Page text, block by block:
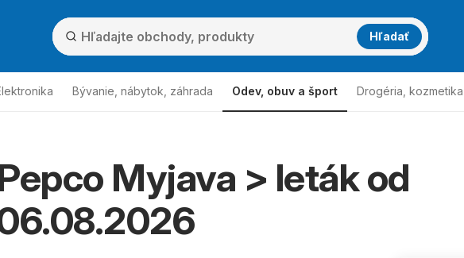
Hľadať
Bývanie, nábytok, záhrada Odev, obuv a šport Drogéria, kozmetika
Myjava > leták od